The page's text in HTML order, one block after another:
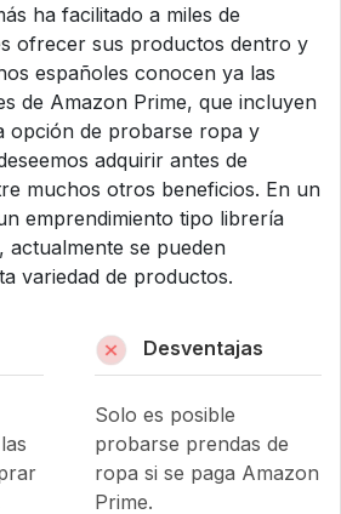
ha facilitado a miles de
ofrecer sus productos dentro y
españoles conocen ya las
de Amazon Prime, que incluyen
opción de probarse ropa y
adquirir antes de
muchos otros beneficios. En un
emprendimiento tipo librería
actualmente se pueden
variedad de productos.
Desventajas
Solo es posible
probarse prendas de
ropa si se paga Amazon
Prime.